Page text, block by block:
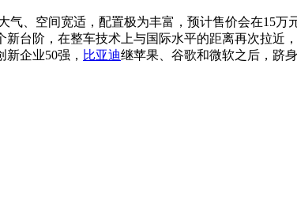
、空间宽适，配置极为丰富，预计售价会在15万
新台阶，在整车技术上与国际水平的距离再次拉近
企业50强， 比亚迪继苹果、谷歌和微软之后，跻